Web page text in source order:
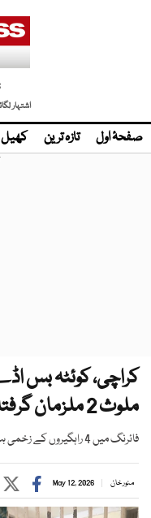
اشتہار
صفحۂ اول تازہ ترین کھیل
کراچی، کوئٹہ بس
ملوث 2 ملزمان گرفتار
فائرنگ میں 4 راہگیروں کے زخمی ہونے کا مقدمہ سرکار کی مدعیت میں درج کر لیا گیا
منور خان May 12, 2026